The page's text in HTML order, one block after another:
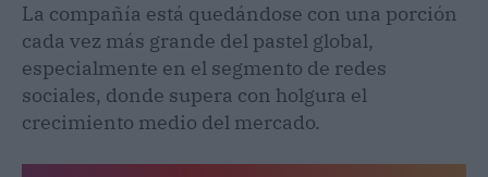
La compañía está quedándose con una porción
cada vez más grande del pastel global,
especialmente en el segmento de redes
sociales, donde supera con holgura el
crecimiento medio del mercado.